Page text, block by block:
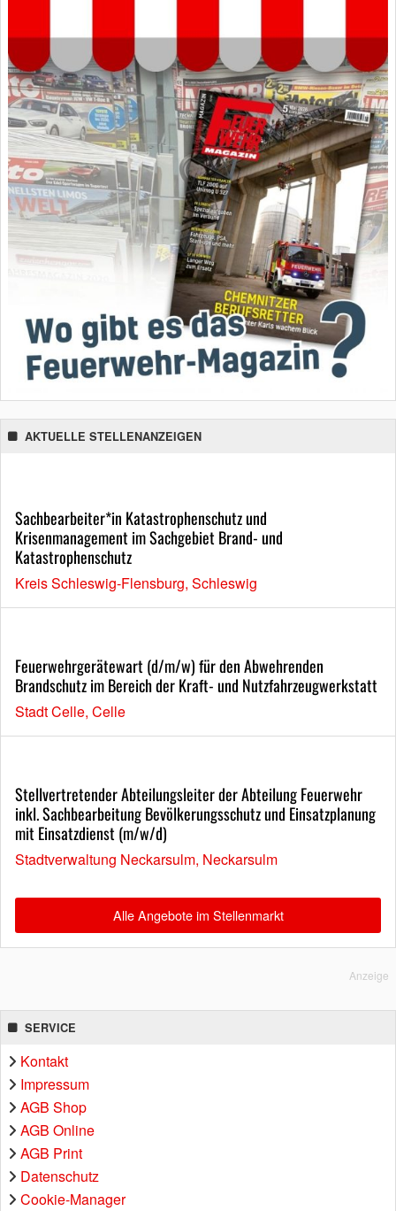
AKTUELLE STELLENANZEIGEN
Sachbearbeiter*in Katastrophenschutz und
Krisenmanagement im Sachgebiet Brand- und
Katastrophenschutz
Kreis Schleswig-Flensburg, Schleswig
Feuerwehrgerätewart (d/m/w) für den Abwehrenden
Brandschutz im Bereich der Kraft- und Nutzfahrzeugwerkstatt
Stadt Celle, Celle
Stellvertretender Abteilungsleiter der Abteilung Feuerwehr
inkl. Sachbearbeitung Bevölkerungsschutz und Einsatzplanung
mit Einsatzdienst (m/w/d)
Stadtverwaltung Neckarsulm, Neckarsulm
Alle Angebote im Stellenmarkt
Anzeige
SERVICE
Kontakt
Impressum
AGB Shop
AGB Online
AGB Print
Datenschutz
Cookie-Manager